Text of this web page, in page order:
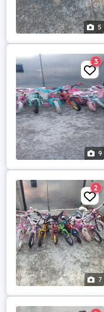
5
9
3
7
2